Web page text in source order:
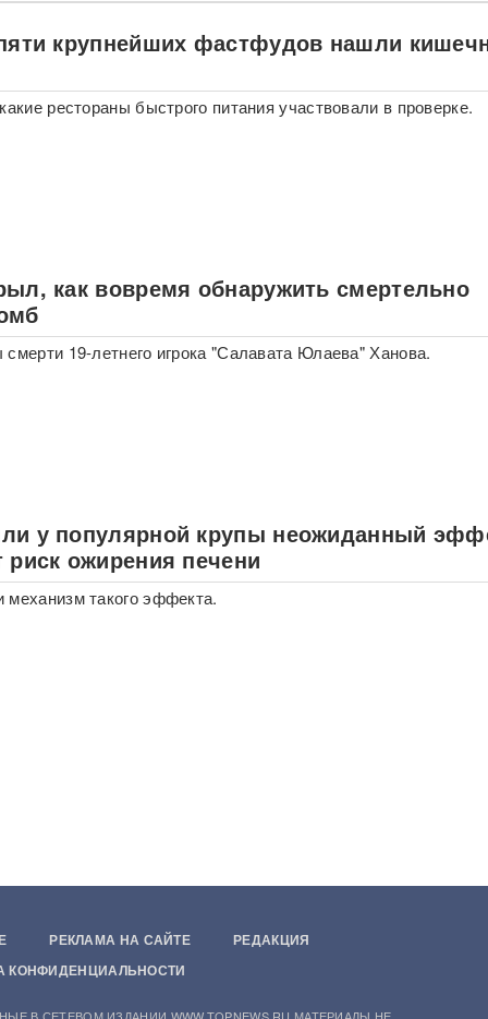
крупнейших фастфудов нашли
рестораны быстрого питания участвовали в проверке.
как вовремя обнаружить смертельно
19-летнего игрока "Салавата Юлаева" Ханова.
у популярной крупы неожиданный
риск ожирения печени
механизм такого эффекта.
РЕКЛАМА НА САЙТЕ
РЕДАКЦИЯ
КОНФИДЕНЦИАЛЬНОСТИ